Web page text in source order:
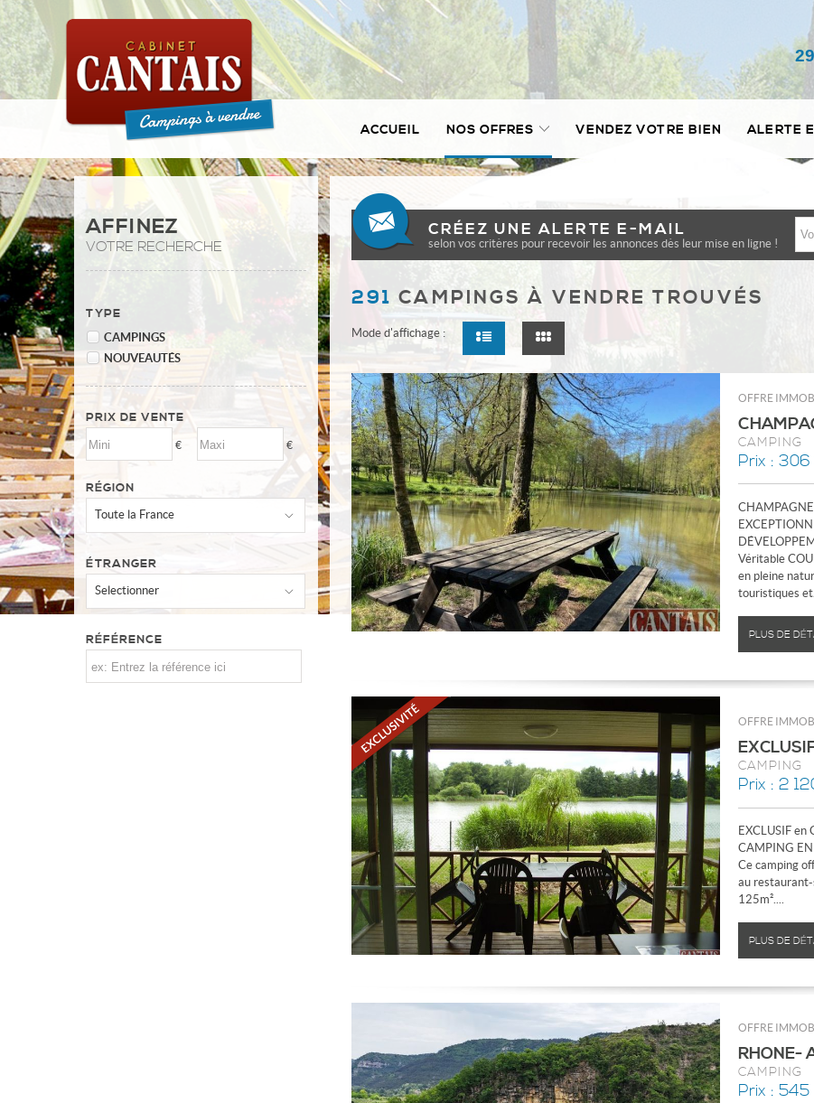
ACCUEIL NOS OFFRES VENDEZ VOTRE BIEN ALERTE
CRÉEZ UNE ALERTE E-MAIL
selon vos critères pour recevoir les annonces dès leur mise en ligne !
291 CAMPINGS À VENDRE TROUVÉS
Mode d'affichage :
OFFRE
CAMPING
Prix :
Véritable
en pleine
touristiques et...
PLUS DE
OFFRE
CAMPING
Prix : 2
EXCLUSIF en
CAMPING EN
Ce camping
au restaurant-
125m²....
PLUS DE
OFFRE
RHONE-
CAMPING
Prix : 545
AFFINEZ
VOTRE RECHERCHE
TYPE
CAMPINGS
NOUVEAUTÉS
PRIX DE VENTE
€ €
RÉGION
Toute la France
ÉTRANGER
Selectionner
RÉFÉRENCE